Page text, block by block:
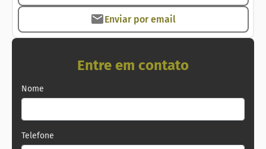
Imobiliária no Rio de Janeiro
Enviar por email
Entre em contato
Nome
Telefone